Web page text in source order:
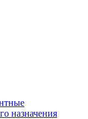
назначения